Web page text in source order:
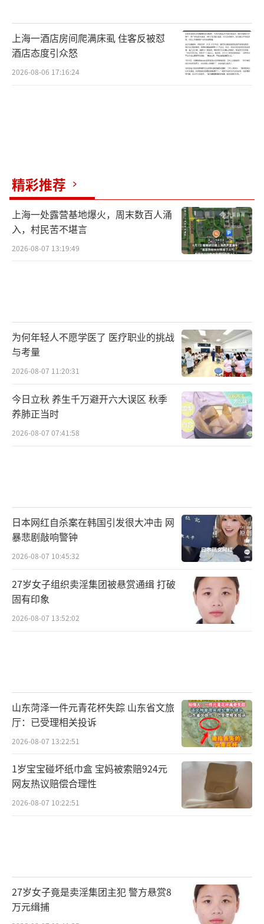
上海一酒店房间爬满床虱 住客反被怼
酒店态度引众怒
2026-08-06 17:16:24
精彩推荐
上海一处露营基地爆火，周末数百人涌
入，村民苦不堪言
2026-08-07 13:19:49
为何年轻人不愿学医了 医疗职业的挑战
与考量
2026-08-07 11:20:31
今日立秋 养生千万避开六大误区 秋季
养肺正当时
2026-08-07 07:41:58
日本网红自杀案在韩国引发很大冲击 网
暴悲剧敲响警钟
2026-08-07 10:45:32
27岁女子组织卖淫集团被悬赏通缉 打破
固有印象
2026-08-07 13:52:02
山东菏泽一件元青花杯失踪 山东省文旅
厅：已受理相关投诉
2026-08-07 13:22:51
1岁宝宝碰坏纸巾盒 宝妈被索赔924元
网友热议赔偿合理性
2026-08-07 10:22:51
27岁女子竟是卖淫集团主犯 警方悬赏8
万元缉捕